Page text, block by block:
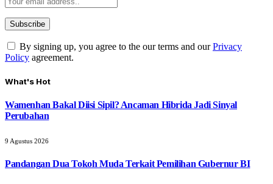
By signing up, you agree to the our terms and ourPrivacy
Policy agreement.
What's Hot
Wamenhan Bakal Diisi Sipil? Ancaman Hibrida Jadi Sinyal
Perubahan
9 Agustus 2026
Pandangan Dua Tokoh Muda Terkait Pemilihan Gubernur BI